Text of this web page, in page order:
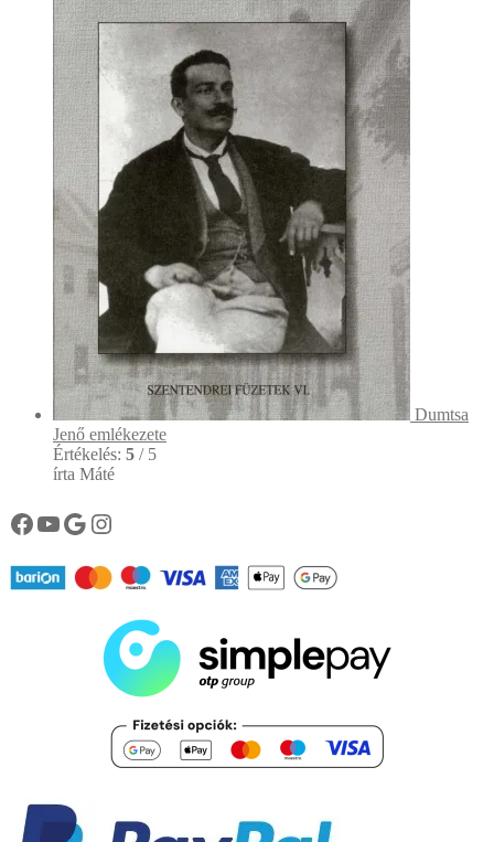
Dumtsa
Jenő emlékezete
Értékelés: 5 / 5
írta Máté
Könyvtárunk facebook oldala
Könyvtárunk YouTube csatornája
Google
Instagram